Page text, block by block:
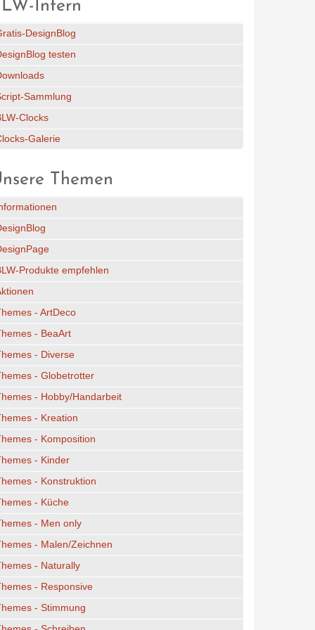
Intern
DesignBlog
testen
Sammlung
Clocks
Galerie
Themen
Produkte empfehlen
- ArtDeco
- BeaArt
- Diverse
- Globetrotter
- Hobby/Handarbeit
- Kreation
- Komposition
- Kinder
- Konstruktion
- Küche
- Men only
- Malen/Zeichnen
- Naturally
- Responsive
- Stimmung